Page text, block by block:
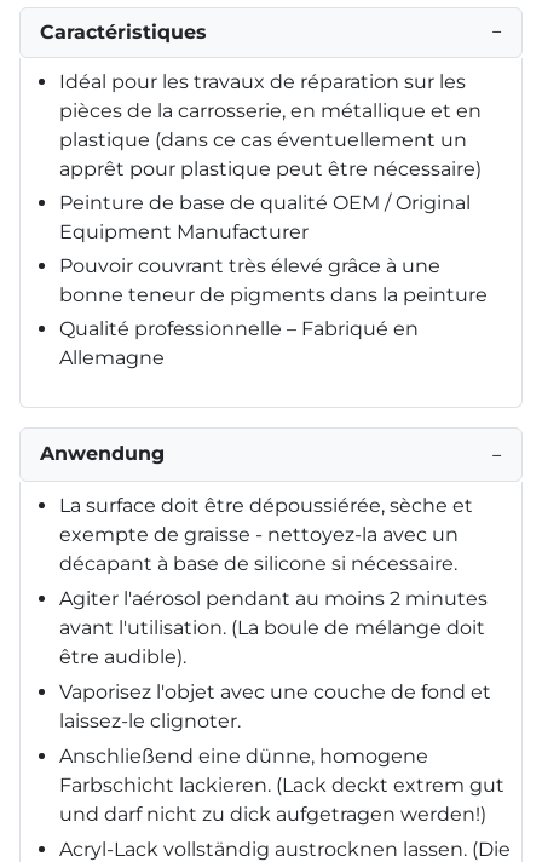
Caractéristiques −
Idéal pour les travaux de réparation sur les
pièces de la carrosserie, en métallique et en
plastique (dans ce cas éventuellement un
apprêt pour plastique peut être nécessaire)
Peinture de base de qualité OEM / Original
Equipment Manufacturer
Pouvoir couvrant très élevé grâce à une
bonne teneur de pigments dans la peinture
Qualité professionnelle – Fabriqué en
Allemagne
Anwendung −
La surface doit être dépoussiérée, sèche et
exempte de graisse - nettoyez-la avec un
décapant à base de silicone si nécessaire.
Agiter l'aérosol pendant au moins 2 minutes
avant l'utilisation. (La boule de mélange doit
être audible).
Vaporisez l'objet avec une couche de fond et
laissez-le clignoter.
Anschließend eine dünne, homogene
Farbschicht lackieren. (Lack deckt extrem gut
und darf nicht zu dick aufgetragen werden!)
Acryl-Lack vollständig austrocknen lassen. (Die